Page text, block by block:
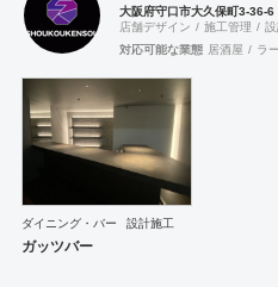
大阪府守口市大久保町3-36-6
店舗デザイン
施工管理
対応可能な業態 居酒屋 ラ
ダイニング・バー 設計施工
ガッツバー